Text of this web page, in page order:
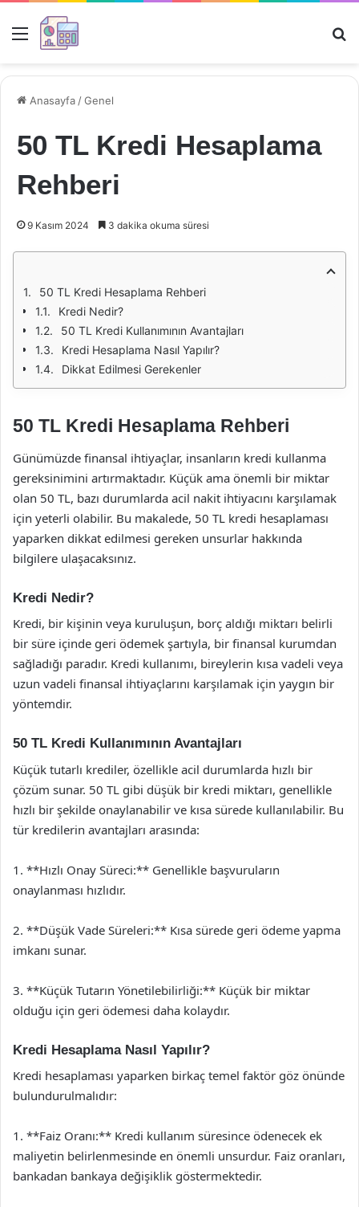
Menü
Anasayfa /Genel
50 TL Kredi Hesaplama
Rehberi
9 Kasım 2024 3 dakika okuma süresi
50 TL Kredi Hesaplama Rehberi
Kredi Nedir?
50 TL Kredi Kullanımının Avantajları
Kredi Hesaplama Nasıl Yapılır?
Dikkat Edilmesi Gerekenler
50 TL Kredi Hesaplama Rehberi
Günümüzde finansal ihtiyaçlar, insanların kredi kullanma
gereksinimini artırmaktadır. Küçük ama önemli bir miktar
olan 50 TL, bazı durumlarda acil nakit ihtiyacını karşılamak
için yeterli olabilir. Bu makalede, 50 TL kredi hesaplaması
yaparken dikkat edilmesi gereken unsurlar hakkında
bilgilere ulaşacaksınız.
Kredi Nedir?
Kredi, bir kişinin veya kuruluşun, borç aldığı miktarı belirli
bir süre içinde geri ödemek şartıyla, bir finansal kurumdan
sağladığı paradır. Kredi kullanımı, bireylerin kısa vadeli veya
uzun vadeli finansal ihtiyaçlarını karşılamak için yaygın bir
yöntemdir.
50 TL Kredi Kullanımının Avantajları
Küçük tutarlı krediler, özellikle acil durumlarda hızlı bir
çözüm sunar. 50 TL gibi düşük bir kredi miktarı, genellikle
hızlı bir şekilde onaylanabilir ve kısa sürede kullanılabilir. Bu
tür kredilerin avantajları arasında:
1. **Hızlı Onay Süreci:** Genellikle başvuruların
onaylanması hızlıdır.
2. **Düşük Vade Süreleri:** Kısa sürede geri ödeme yapma
imkanı sunar.
3. **Küçük Tutarın Yönetilebilirliği:** Küçük bir miktar
olduğu için geri ödemesi daha kolaydır.
Kredi Hesaplama Nasıl Yapılır?
Kredi hesaplaması yaparken birkaç temel faktör göz önünde
bulundurulmalıdır:
1. **Faiz Oranı:** Kredi kullanım süresince ödenecek ek
maliyetin belirlenmesinde en önemli unsurdur. Faiz oranları,
bankadan bankaya değişiklik göstermektedir.